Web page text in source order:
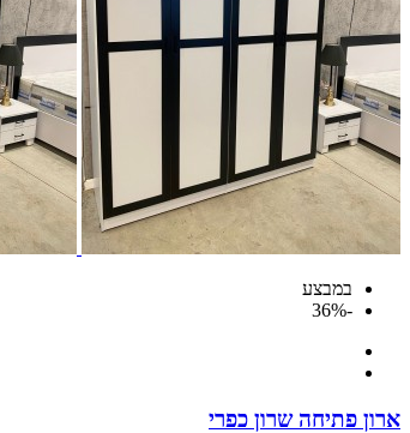
במבצע
-36%
ארון פתיחה שרון כפרי